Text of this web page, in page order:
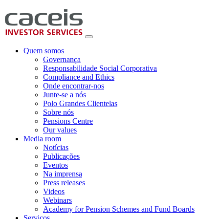
Quem somos
Governança
Responsabilidade Social Corporativa
Compliance and Ethics
Onde encontrar-nos
Junte-se a nós
Polo Grandes Clientelas
Sobre nós
Pensions Centre
Our values
Media room
Notícias
Publicações
Eventos
Na imprensa
Press releases
Videos
Webinars
Academy for Pension Schemes and Fund Boards